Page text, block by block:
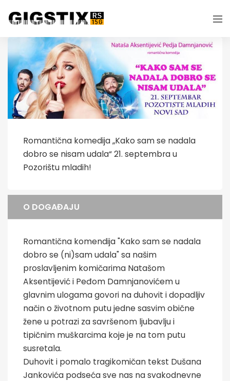
Romantična komedija „Kako sam se nadala
dobro se nisam udala“ 21. septembra u
Pozorištu mladih!
O DOGAĐAJU
Romantična komendija "Kako sam se nadala
dobro se (ni)sam udala" sa našim
proslavljenim komičarima Natašom
Aksentijević i Peđom Damnjanovićem u
glavnim ulogama govori na duhovit i dopadljiv
način o životnom putu jedne sasvim obične
žene u potrazi za savršenom ljubavlju i
tipičnim muškarcima koje je na tom putu
susretala.
Duhovit i pomalo tragikomičan tekst Dušana
Jankovića podseća sve nas na svakodnevne